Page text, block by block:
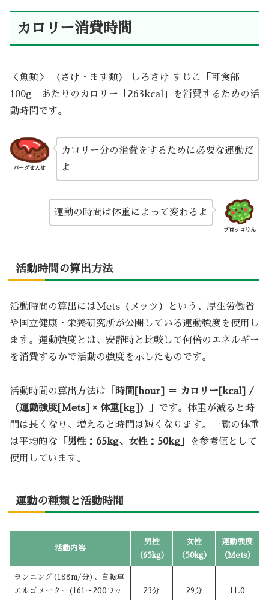
カロリー消費時間
＜魚類＞ （さけ・ます類） しろさけ すじこ「可食部
100g」あたりのカロリー「263kcal」を消費するための活
動時間です。
バーグせんせ
カロリー分の消費をするために必要な運動だ
よ
ブロッコりん
運動の時間は体重によって変わるよ
活動時間の算出方法
活動時間の算出にはMets（メッツ）という、厚生労働省
や国立健康・栄養研究所が公開している運動強度を使用し
ます。運動強度とは、安静時と比較して何倍のエネルギー
を消費するかで活動の強度を示したものです。
活動時間の算出方法は 「時間[hour] ＝ カロリー[kcal] /
（運動強度[Mets] × 体重[kg]）」 です。体重が減ると時
間は長くなり、増えると時間は短くなります。一覧の体重
は平均的な 「男性：65kg、女性：50kg」
を参考値として
使用しています。
運動の種類と活動時間
活動内容
男性
（65kg）
女性
（50kg）
運動強度
（Mets）
ランニング(188m/分)、自転車
エルゴメーター(161～200ワッ
23分 29分 11.0